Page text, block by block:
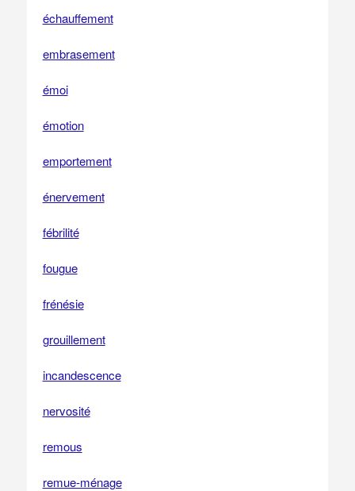
échauffement
embrasement
émoi
émotion
emportement
énervement
fébrilité
fougue
frénésie
grouillement
incandescence
nervosité
remous
remue-ménage